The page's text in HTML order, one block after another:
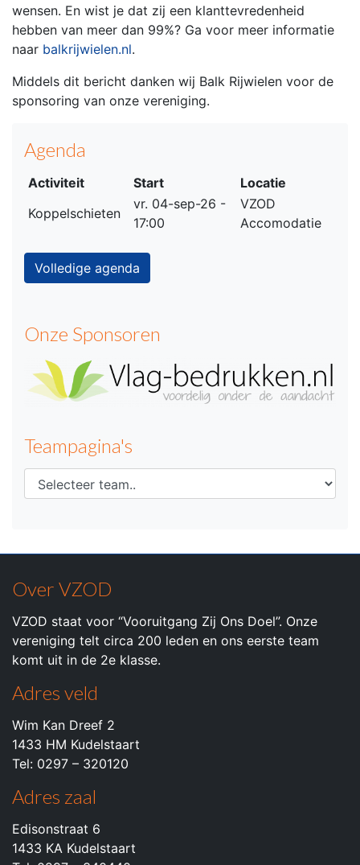
wensen. En wist je dat zij een klanttevredenheid
hebben van meer dan 99%? Ga voor meer informatie
naar balkrijwielen.nl.
Middels dit bericht danken wij Balk Rijwielen voor de
sponsoring van onze vereniging.
Agenda
Activiteit Start
Locatie
Koppelschieten
vr. 04-sep-26 -
17:00
VZOD
Accomodatie
Volledige agenda
Onze Sponsoren
Teampagina's
Over VZOD
VZOD staat voor “Vooruitgang Zij Ons Doel”. Onze
vereniging telt circa 200 leden en ons eerste team
komt uit in de 2e klasse.
Adres veld
Wim Kan Dreef 2
1433 HM Kudelstaart
Tel: 0297 – 320120
Adres zaal
Edisonstraat 6
1433 KA Kudelstaart